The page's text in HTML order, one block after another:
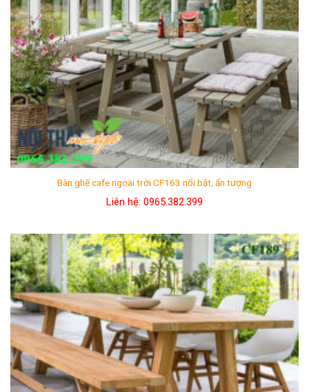
Bàn ghế cafe ngoài trời CF163 nổi bật, ấn tượng
Liên hệ: 0965.382.399